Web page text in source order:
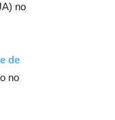
no
de
no